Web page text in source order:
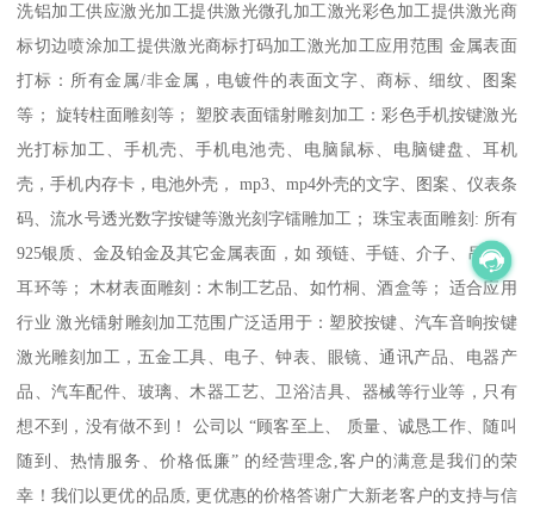
洗铝加工供应激光加工提供激光微孔加工激光彩色加工提供激光商
标切边喷涂加工提供激光商标打码加工激光加工应用范围 金属表面
打标：所有金属/非金属，电镀件的表面文字、商标、细纹、图案
等； 旋转柱面雕刻等； 塑胶表面镭射雕刻加工：彩色手机按键激光
光打标加工、手机壳、手机电池壳、电脑鼠标、电脑键盘、耳机
壳，手机内存卡，电池外壳， mp3、mp4外壳的文字、图案、仪表条
码、流水号透光数字按键等激光刻字镭雕加工； 珠宝表面雕刻: 所有
925银质、金及铂金及其它金属表面，如 颈链、手链、介子、吊坠、
耳环等； 木材表面雕刻：木制工艺品、如竹桐、酒盒等； 适合应用
行业 激光镭射雕刻加工范围广泛适用于：塑胶按键、汽车音晌按键
激光雕刻加工，五金工具、电子、钟表、眼镜、通讯产品、电器产
品、汽车配件、玻璃、木器工艺、卫浴洁具、器械等行业等，只有
想不到，没有做不到！ 公司以 “顾客至上、 质量、诚恳工作、随叫
随到、热情服务、价格低廉” 的经营理念,客户的满意是我们的荣
幸！我们以更优的品质, 更优惠的价格答谢广大新老客户的支持与信